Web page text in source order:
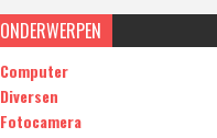
ONDERWERPEN
Computer
Diversen
Fotocamera